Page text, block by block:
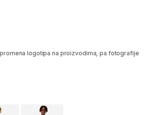
promena logotipa na proizvodima, pa fotografije